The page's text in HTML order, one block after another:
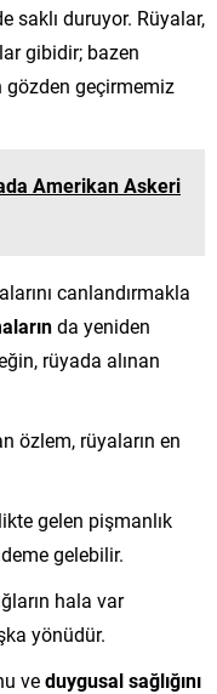
saklı duruyor. Rüyalar,
gibidir; bazen
gözden geçirmemiz
Amerikan Askeri
canlandırmakla
da yeniden
rüyada alınan
özlem, rüyaların en
gelen pişmanlık
gelebilir.
hala var
yönüdür.
veduygusal sağlığını